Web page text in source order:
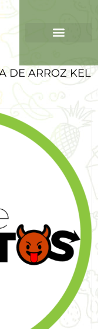
DE ARROZ KEL